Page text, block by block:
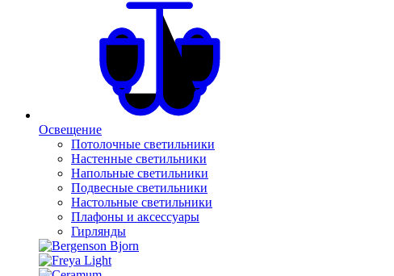
Освещение
Потолочные светильники
Настенные светильники
Напольные светильники
Подвесные светильники
Настольные светильники
Плафоны и аксессуары
Гирлянды